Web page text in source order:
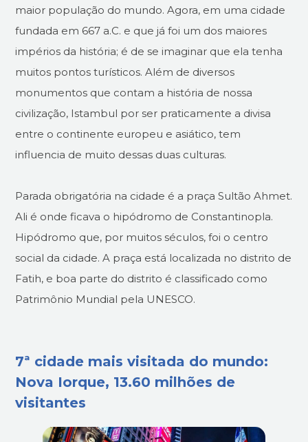
maior população do mundo. Agora, em uma cidade
fundada em 667 a.C. e que já foi um dos maiores
impérios da história; é de se imaginar que ela tenha
muitos pontos turísticos. Além de diversos
monumentos que contam a história de nossa
civilização, Istambul por ser praticamente a divisa
entre o continente europeu e asiático, tem
influencia de muito dessas duas culturas.
Parada obrigatória na cidade é a praça Sultão Ahmet.
Ali é onde ficava o hipódromo de Constantinopla.
Hipódromo que, por muitos séculos, foi o centro
social da cidade. A praça está localizada no distrito de
Fatih, e boa parte do distrito é classificado como
Patrimônio Mundial pela UNESCO.
7ª cidade mais visitada do mundo:
Nova Iorque, 13.60 milhões de
visitantes